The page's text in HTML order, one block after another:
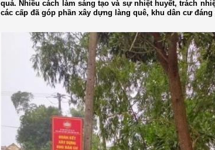
quả. Nhiều cách làm sáng tạo và sự nhiệt huyết, trách
các cấp đã góp phần xây dựng làng quê, khu dân cư đáng